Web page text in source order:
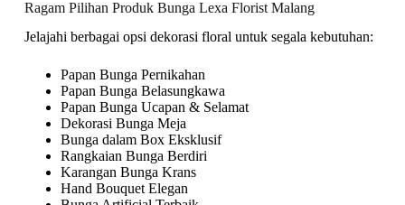
Ragam Pilihan Produk Bunga Lexa Florist Malang
Jelajahi berbagai opsi dekorasi floral untuk segala kebutuhan:
Papan Bunga Pernikahan
Papan Bunga Belasungkawa
Papan Bunga Ucapan & Selamat
Dekorasi Bunga Meja
Bunga dalam Box Eksklusif
Rangkaian Bunga Berdiri
Karangan Bunga Krans
Hand Bouquet Elegan